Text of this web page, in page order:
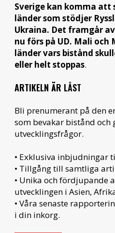
Sverige kan komma
länder som stödjer
Ukraina. Det framgår
nu förs på UD. Mali och
länder vars bistånd
eller helt stoppas.
ARTIKELN ÄR LÅST
Bli prenumerant på den
som bevakar bistånd och
utvecklingsfrågor.
• Exklusiva inbjudningar
• Tillgång till samtliga
• Unika och fördjupande
utvecklingen i Asien,
• Våra senaste
i din inkorg.